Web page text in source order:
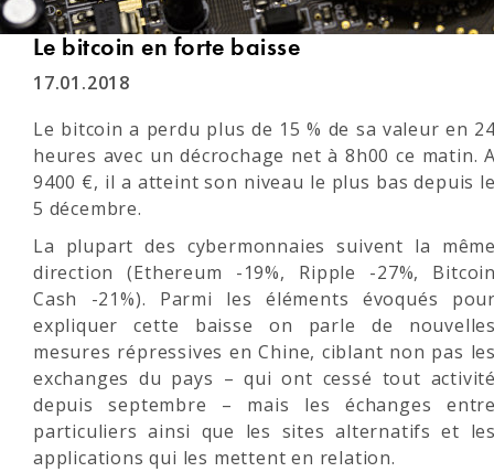
Le bitcoin en forte baisse
17.01.2018
Le bitcoin a perdu plus de 15 % de sa valeur en
heures avec un décrochage net à 8h00 ce matin.
9400 €, il a atteint son niveau le plus bas depuis
5 décembre.
La plupart des cybermonnaies suivent la
direction (Ethereum -19%, Ripple -27%,
Cash -21%). Parmi les éléments évoqués
expliquer cette baisse on parle de
mesures répressives en Chine, ciblant non pas
exchanges du pays – qui ont cessé tout
depuis septembre – mais les échanges
particuliers ainsi que les sites alternatifs et
applications qui les mettent en relation.